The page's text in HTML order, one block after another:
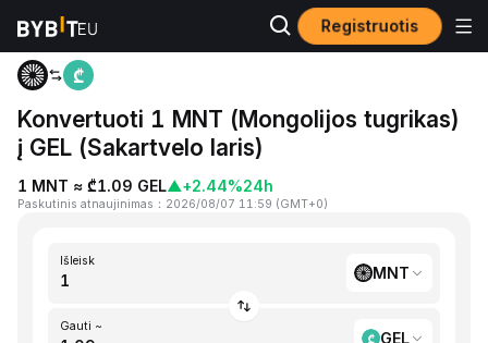
Registruotis
Pagrindinis
Konvertuoti 1 MNT (Mongolijos tugrikas)
į GEL (Sakartvelo laris)
1 MNT ≈ ₾1.09 GEL▲+2.44%24h
Paskutinis atnaujinimas ： 2026/08/07 11:59 (GMT+0)
Išleisk
MNT
Gauti ~
GEL